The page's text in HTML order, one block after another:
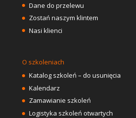
Dane do przelewu
Zostań naszym klintem
Nasi klienci
O szkoleniach
Katalog szkoleń – do usunięcia
Kalendarz
Zamawianie szkoleń
Logistyka szkoleń otwartych